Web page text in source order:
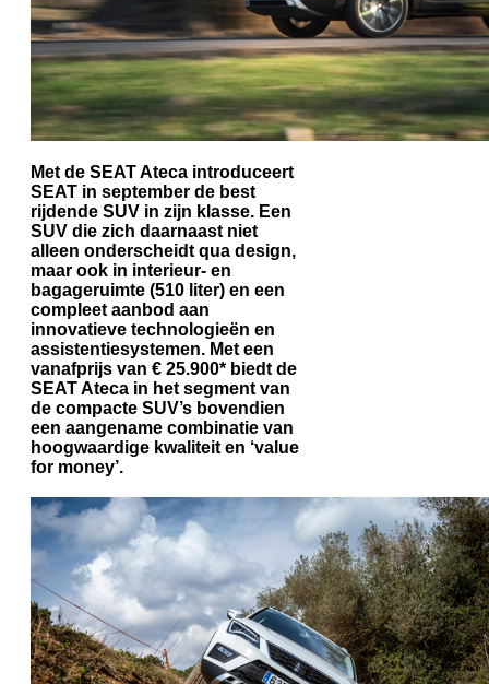
Met de SEAT Ateca introduceert
SEAT in september de best
rijdende SUV in zijn klasse. Een
SUV die zich daarnaast niet
alleen onderscheidt qua design,
maar ook in interieur- en
bagageruimte (510 liter) en een
compleet aanbod aan
innovatieve technologieën en
assistentiesystemen. Met een
vanafprijs van € 25.900* biedt de
SEAT Ateca in het segment van
de compacte SUV’s bovendien
een aangename combinatie van
hoogwaardige kwaliteit en ‘value
for money’.